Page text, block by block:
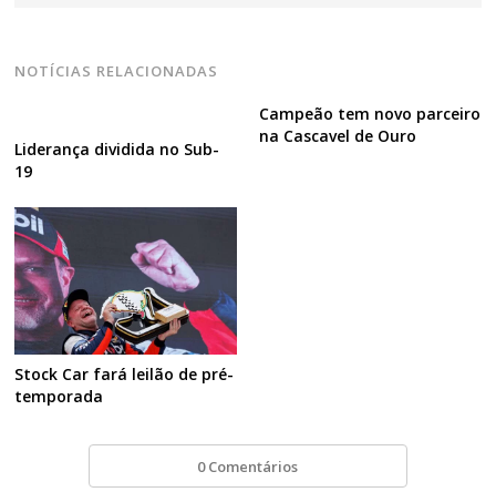
NOTÍCIAS RELACIONADAS
Liderança dividida no Sub-
19
Campeão tem novo parceiro
na Cascavel de Ouro
Stock Car fará leilão de pré-
temporada
0 Comentários